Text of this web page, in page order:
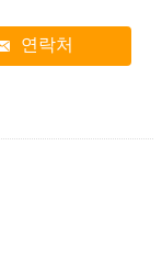
연락처